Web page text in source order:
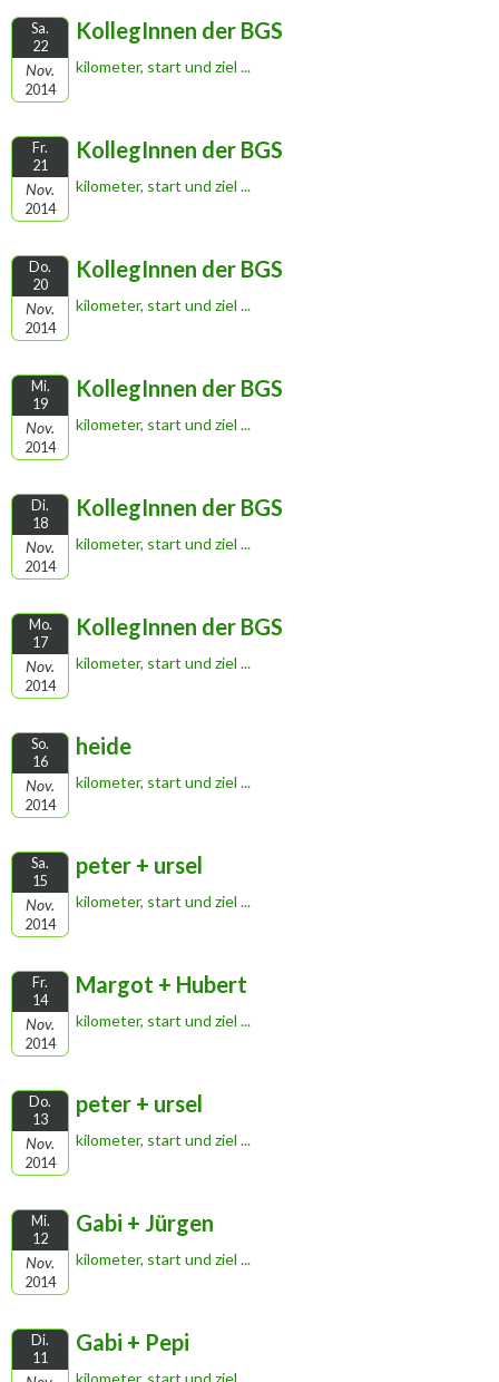
Sa.
22
Nov.
2014
KollegInnen der BGS
kilometer, start und ziel ...
Fr.
21
Nov.
2014
KollegInnen der BGS
kilometer, start und ziel ...
Do.
20
Nov.
2014
KollegInnen der BGS
kilometer, start und ziel ...
Mi.
19
Nov.
2014
KollegInnen der BGS
kilometer, start und ziel ...
Di.
18
Nov.
2014
KollegInnen der BGS
kilometer, start und ziel ...
Mo.
17
Nov.
2014
KollegInnen der BGS
kilometer, start und ziel ...
So.
16
Nov.
2014
heide
kilometer, start und ziel ...
Sa.
15
Nov.
2014
peter + ursel
kilometer, start und ziel ...
Fr.
14
Nov.
2014
Margot + Hubert
kilometer, start und ziel ...
Do.
13
Nov.
2014
peter + ursel
kilometer, start und ziel ...
Mi.
12
Nov.
2014
Gabi + Jürgen
kilometer, start und ziel ...
Di.
11
Gabi + Pepi
kilometer, start und ziel ...